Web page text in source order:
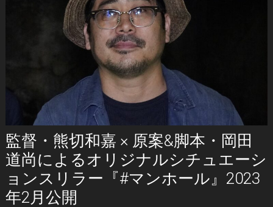
監督・熊切和嘉 × 原案&脚本・岡田
道尚によるオリジナルシチュエーシ
ョンスリラー『#マンホール』2023
年2月公開